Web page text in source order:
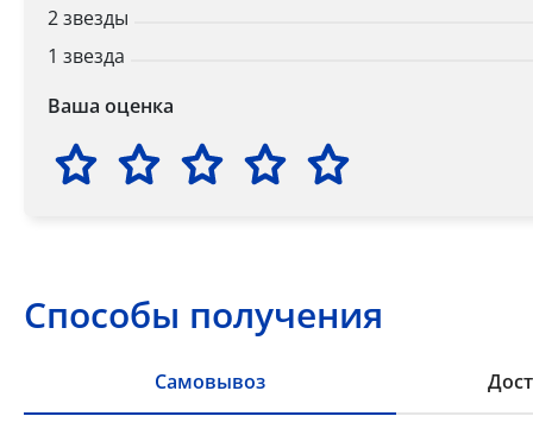
2 звезды
1 звезда
Ваша оценка
Способы получения
Самовывоз